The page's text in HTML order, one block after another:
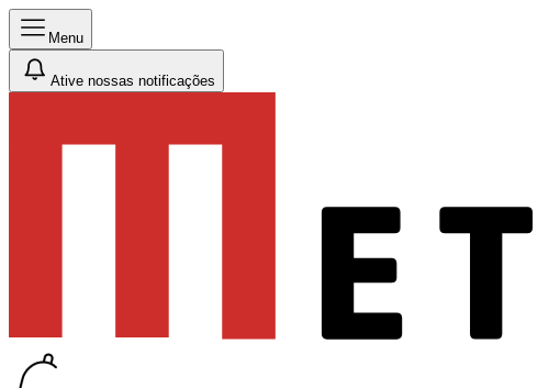
Menu
Ative nossas notificações